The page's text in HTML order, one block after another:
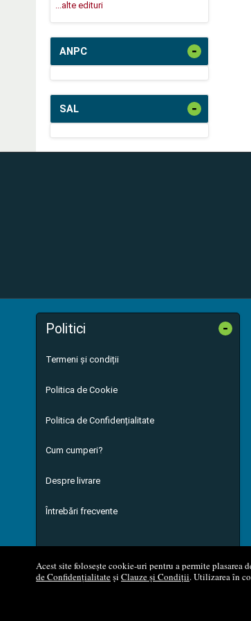
Acest site folosește cookie-uri pentru a permite
de Confidențialitateși Clauze și Condiții. Utilizarea în
...alte edituri
ANPC -
SAL -
Politici -
Termeni și condiții
Politica de Cookie
Politica de Confidențialitate
Cum cumperi?
Despre livrare
Întrebări frecvente